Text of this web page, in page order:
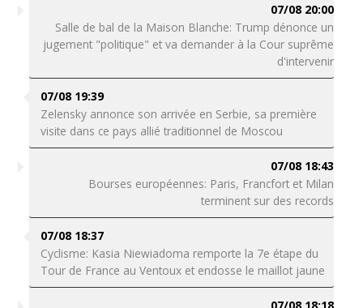
07/08 20:00
Salle de bal de la Maison Blanche: Trump dénonce un
jugement "politique" et va demander à la Cour suprême
d'intervenir
07/08 19:39
Zelensky annonce son arrivée en Serbie, sa première
visite dans ce pays allié traditionnel de Moscou
07/08 18:43
Bourses européennes: Paris, Francfort et Milan
terminent sur des records
07/08 18:37
Cyclisme: Kasia Niewiadoma remporte la 7e étape du
Tour de France au Ventoux et endosse le maillot jaune